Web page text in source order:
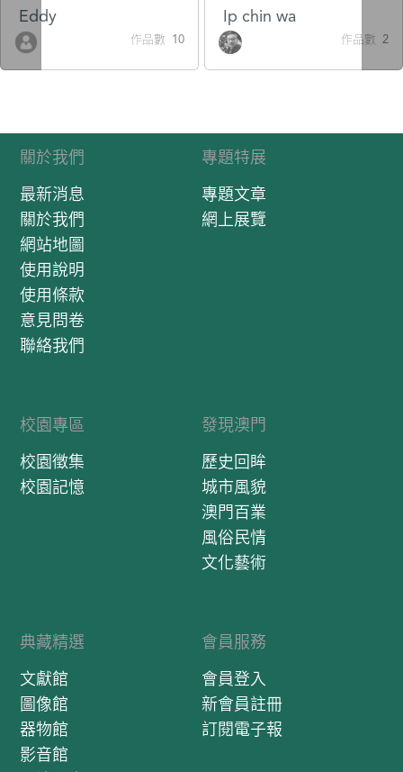
Eddy
作品數 10
Ip chin wa
作品數 2
關於我們
最新消息
關於我們
網站地圖
使用說明
使用條款
意見問卷
聯絡我們
專題特展
專題文章
網上展覽
校園專區
校園徵集
校園記憶
發現澳門
歷史回眸
城市風貌
澳門百業
風俗民情
文化藝術
典藏精選
文獻館
圖像館
器物館
影音館
會員服務
會員登入
新會員註冊
訂閱電子報